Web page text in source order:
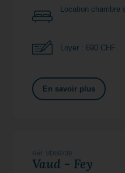
Location chambre
Loyer : 690 CHF
En savoir plus
Réf. VD00739
Vaud - Fey